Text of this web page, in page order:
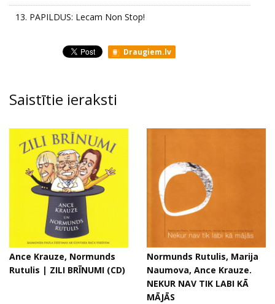
13. PAPILDUS: Lecam Non Stop!
Draugiem.lv
Saistītie ieraksti
Ance Krauze, Normunds
Rutulis | ZILI BRĪNUMI (CD)
Normunds Rutulis, Marija
Naumova, Ance Krauze.
NEKUR NAV TIK LABI KĀ
MĀJĀS